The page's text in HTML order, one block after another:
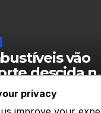
vão
descida
semana
privacy